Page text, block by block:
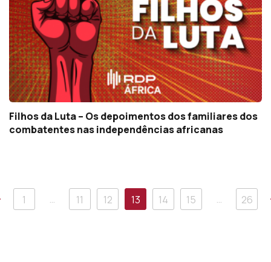
Filhos da Luta – Os depoimentos dos familiares dos
combatentes nas independências africanas
Anterior
1 … 11 12 13 14 15 … 26